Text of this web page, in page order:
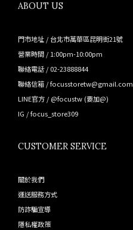
ABOUT US
門市地址 / 台北市萬華區昆明街21號
營業時間 / 1:00pm-10:00pm
聯絡電話 / 02-23888844
聯絡信箱 / focusstoretw@gmail.com
LINE官方 / @focustw (要加@)
IG /focus_store309
CUSTOMER SERVICE
關於我們
運送服務方式
防詐騙宣導
隱私權政策